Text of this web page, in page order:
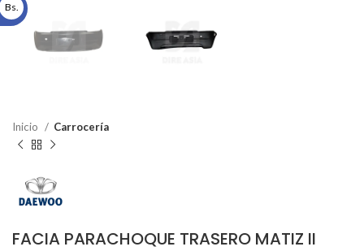
Inicio Carrocería
FACIA PARACHOQUE TRASERO MATIZ II
Bs.